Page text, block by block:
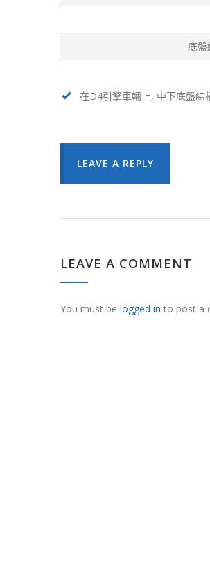
底
在D4引擎車輛上, 中下底盤結
LEAVE A REPLY
LEAVE A COMMENT
You must be logged in to post a